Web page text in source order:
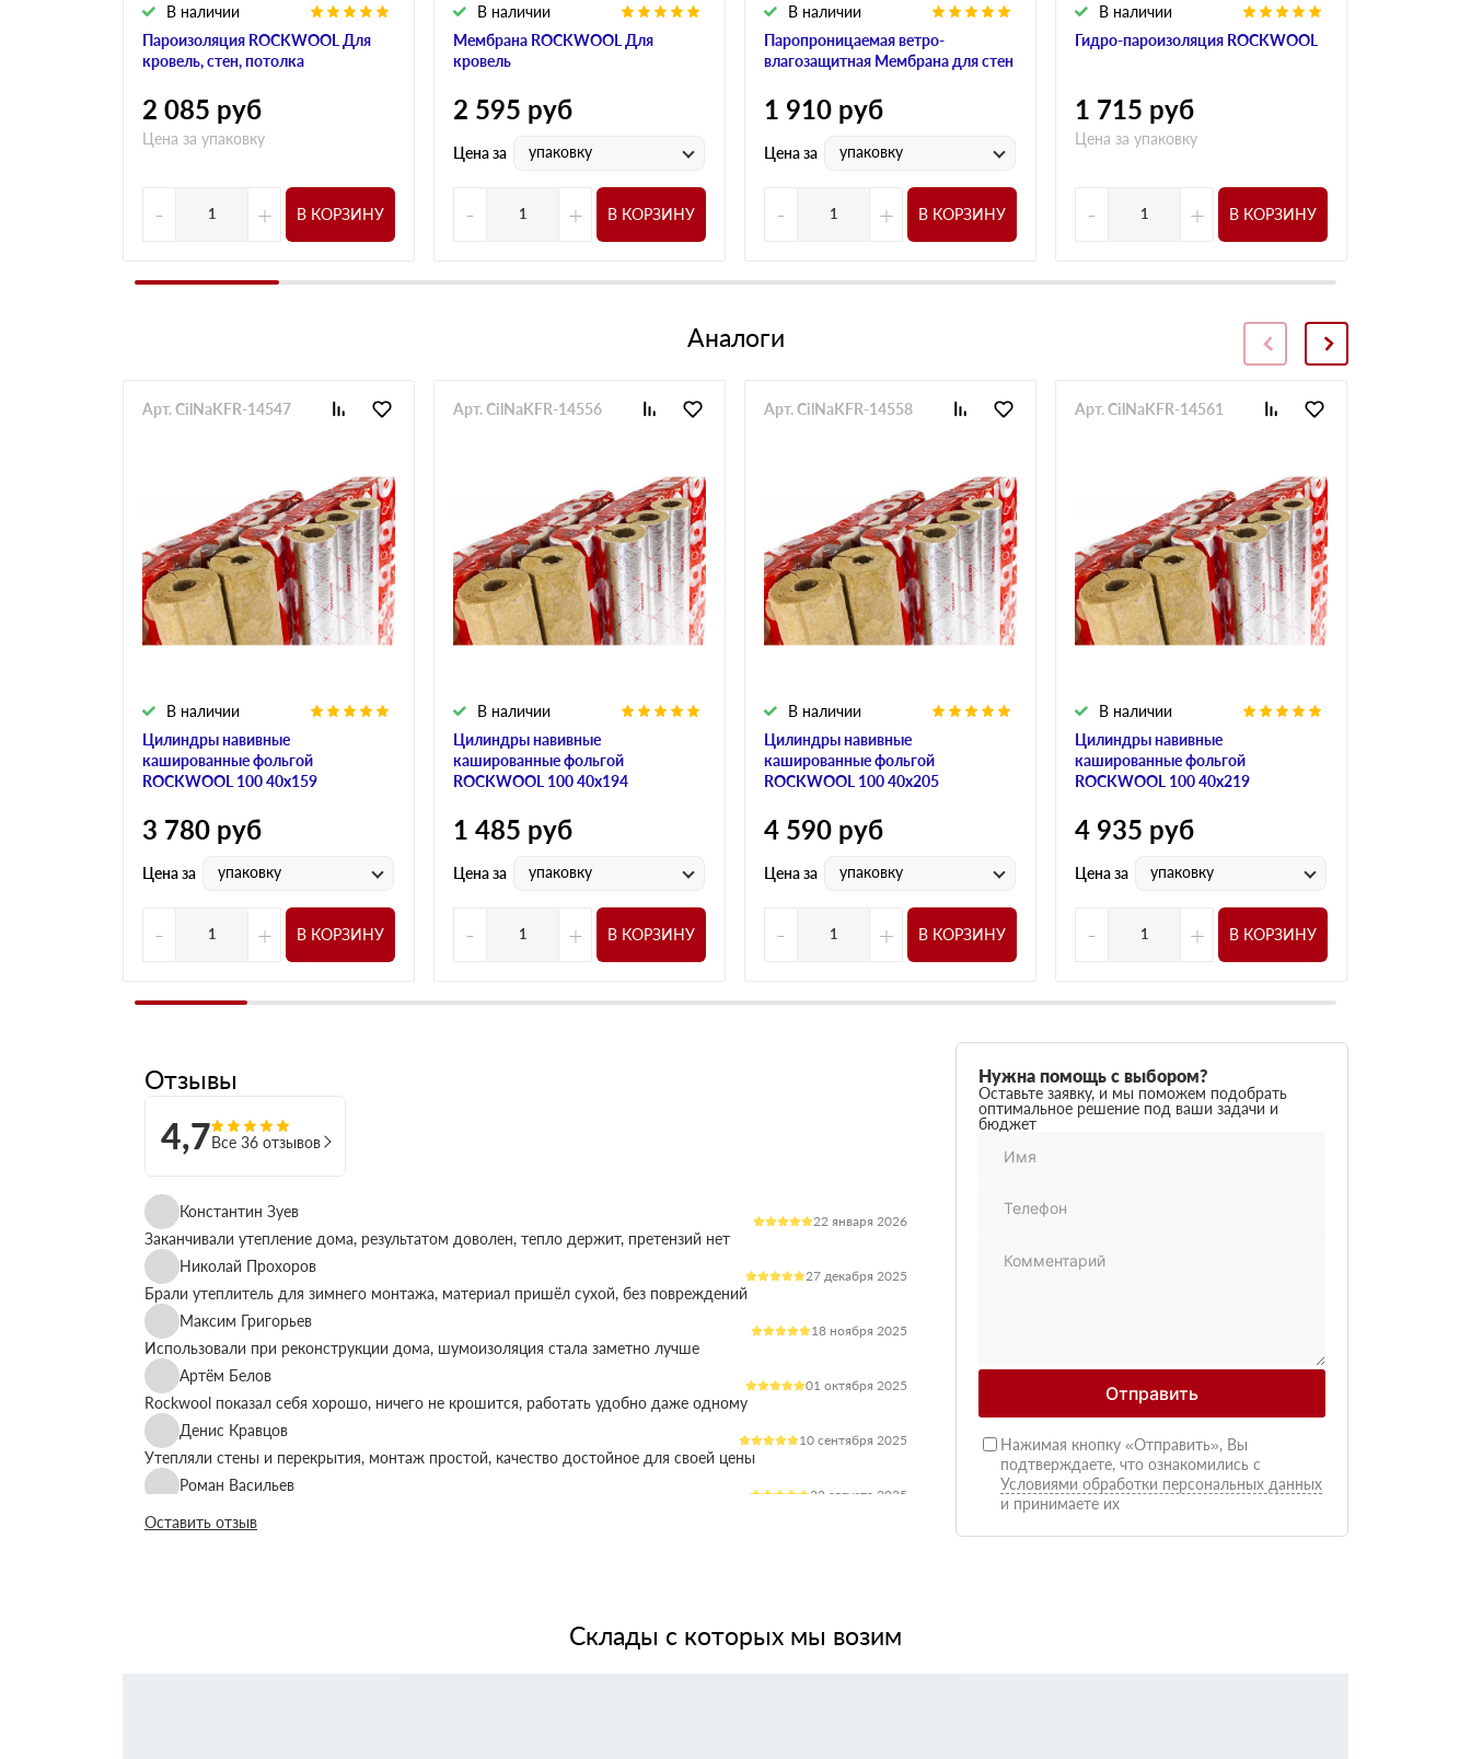
Пароизоляция ROCKWOOL Для
кровель, стен, потолка
В наличии
2 085 руб
Цена за упаковку
- + В КОРЗИНУ
Мембрана ROCKWOOL Для
кровель
В наличии
2 595 руб
Цена за упаковку
- + В КОРЗИНУ
Паропроницаемая ветро-
влагозащитная Мембрана для стен
В наличии
1 910 руб
Цена за упаковку
- + В КОРЗИНУ
Гидро-пароизоляция ROCKWOOL
В наличии
1 715 руб
Цена за упаковку
- + В КОРЗИНУ
Аналоги
Цилиндры навивные
кашированные фольгой
ROCKWOOL 100 40х159
В наличии
Арт. CilNaKFR-14547
3 780 руб
Цена за упаковку
- + В КОРЗИНУ
Цилиндры навивные
кашированные фольгой
ROCKWOOL 100 40х194
В наличии
Арт. CilNaKFR-14556
1 485 руб
Цена за упаковку
- + В КОРЗИНУ
Цилиндры навивные
кашированные фольгой
ROCKWOOL 100 40х205
В наличии
Арт. CilNaKFR-14558
4 590 руб
Цена за упаковку
- + В КОРЗИНУ
Цилиндры навивные
кашированные фольгой
ROCKWOOL 100 40х219
В наличии
Арт. CilNaKFR-14561
4 935 руб
Цена за упаковку
- + В КОРЗИНУ
Отзывы
4,7Все 36 отзывов
Константин Зуев
22 января 2026
Заканчивали утепление дома, результатом доволен, тепло держит, претензий нет
Николай Прохоров
27 декабря 2025
Брали утеплитель для зимнего монтажа, материал пришёл сухой, без повреждений
Максим Григорьев
18 ноября 2025
Использовали при реконструкции дома, шумоизоляция стала заметно лучше
Артём Белов
01 октября 2025
Rockwool показал себя хорошо, ничего не крошится, работать удобно даже одному
Денис Кравцов
10 сентября 2025
Утепляли стены и перекрытия, монтаж простой, качество достойное для своей цены
Роман Васильев
22 августа 2025
Материал соответствует описанию, после утепления расходы на отопление стали ниже
Оставить отзыв
Нужна помощь с выбором?
Оставьте заявку, и мы поможем подобрать
оптимальное решение под ваши задачи и
бюджет
Отправить
Нажимая кнопку «Отправить», Вы
подтверждаете, что ознакомились с
Условиями обработки персональных данных
и принимаете их
Склады с которых мы возим